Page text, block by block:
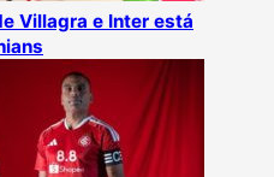
Villagra e Inter está